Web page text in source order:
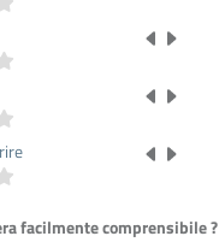
facilmente comprensibile ?